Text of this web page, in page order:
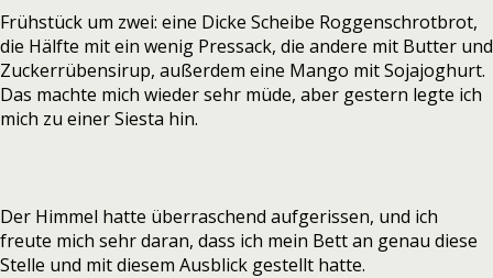
Frühstück um zwei: eine Dicke Scheibe Roggenschrotbrot,
die Hälfte mit ein wenig Pressack, die andere mit Butter und
Zuckerrübensirup, außerdem eine Mango mit Sojajoghurt.
Das machte mich wieder sehr müde, aber gestern legte ich
mich zu einer Siesta hin.
Der Himmel hatte überraschend aufgerissen, und ich
freute mich sehr daran, dass ich mein Bett an genau diese
Stelle und mit diesem Ausblick gestellt hatte.